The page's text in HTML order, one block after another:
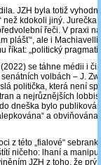
JZH byla totiž
než kdokoli jiný. Jurečka
řeči. V praxi
plášť“, ale i
říkat: „politický
se táhne médii i
volbách – J.
politička, která není
a nejrůznějších
dneška bylo
a obviňována
z této „fialové“
ničeho: lhaní a
JZH z toho, že prý